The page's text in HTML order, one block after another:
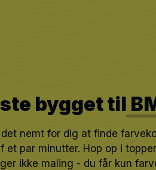
bygget til
nemt for dig at finde
par minutter. Hop op i
ikke maling - du får kun